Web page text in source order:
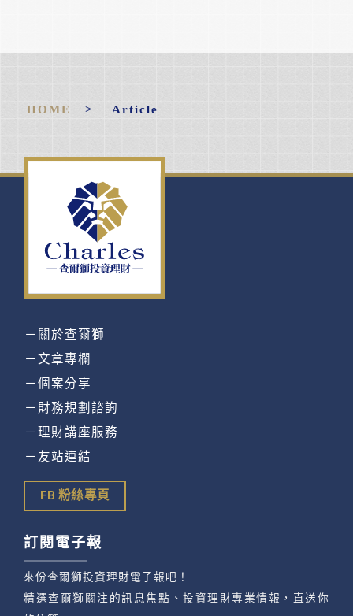
HOME > Article
－關於查爾獅
－文章專欄
－個案分享
－財務規劃諮詢
－理財講座服務
－友站連結
FB 粉絲專頁
訂閱電子報
來份查爾獅投資理財電子報吧！
精選查爾獅關注的訊息焦點、投資理財專業情報，直送你